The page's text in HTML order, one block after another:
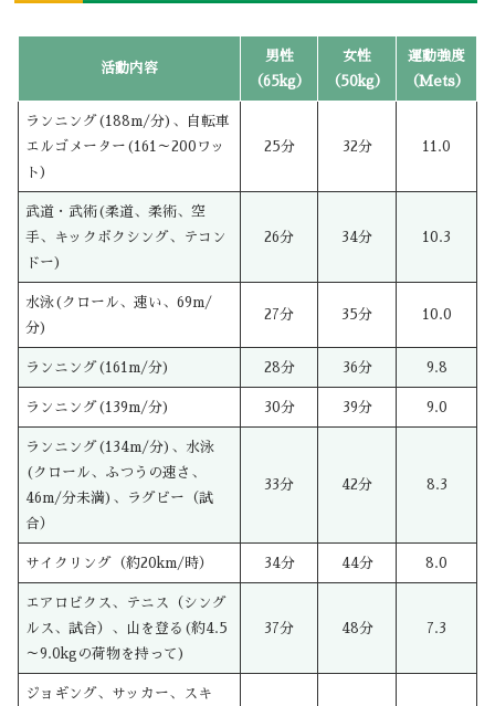
活動内容
男性
（65kg）
女性
（50kg）
運動強度
（Mets）
ランニング(188m/分)、自転車
エルゴメーター(161～200ワッ
ト)
25分 32分 11.0
武道・武術(柔道、柔術、空
手、キックボクシング、テコン
ドー)
26分 34分 10.3
水泳(クロール、速い、69m/
分)
27分 35分 10.0
ランニング(161m/分) 28分 36分 9.8
ランニング(139m/分) 30分 39分 9.0
ランニング(134m/分)、水泳
(クロール、ふつうの速さ、
46m/分未満)、ラグビー（試
合）
33分 42分 8.3
サイクリング（約20km/時） 34分 44分 8.0
エアロビクス、テニス（シング
ルス、試合）、山を登る(約4.5
～9.0kgの荷物を持って)
37分 48分 7.3
ジョギング、サッカー、スキ